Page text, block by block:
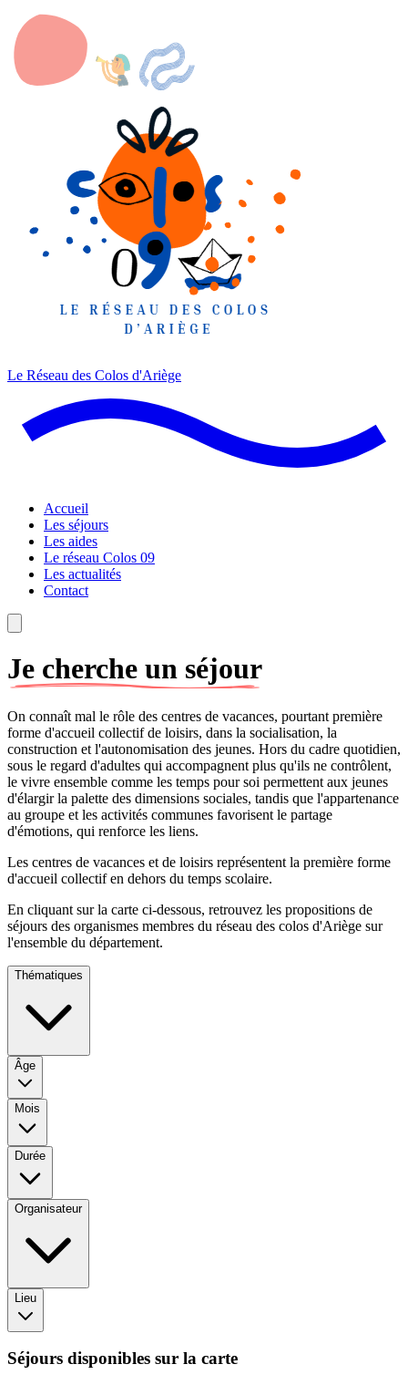
Le Réseau des Colos d'Ariège
Accueil
Les séjours
Les aides
Le réseau Colos 09
Les actualités
Contact
Je cherche un séjour
On connaît mal le rôle des centres de vacances, pourtant première
forme d'accueil collectif de loisirs, dans la socialisation, la
construction et l'autonomisation des jeunes. Hors du cadre quotidien,
sous le regard d'adultes qui accompagnent plus qu'ils ne contrôlent,
le vivre ensemble comme les temps pour soi permettent aux jeunes
d'élargir la palette des dimensions sociales, tandis que l'appartenance
au groupe et les activités communes favorisent le partage
d'émotions, qui renforce les liens.
Les centres de vacances et de loisirs représentent la première forme
d'accueil collectif en dehors du temps scolaire.
En cliquant sur la carte ci-dessous, retrouvez les propositions de
séjours des organismes membres du réseau des colos d'Ariège sur
l'ensemble du département.
Thématiques
Âge
Mois
Durée
Organisateur
Lieu
+
Séjours disponibles sur la carte